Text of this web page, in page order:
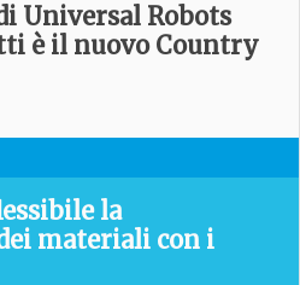
Universal Robots
è il nuovo Country
la
materiali con i